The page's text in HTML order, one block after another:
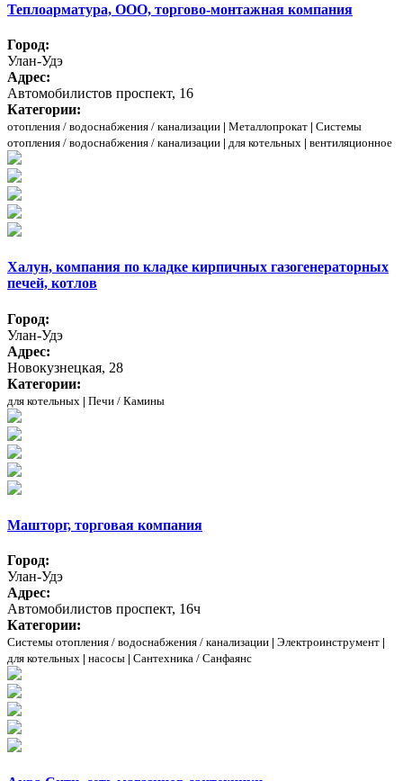
Теплоарматура, ООО, торгово-монтажная компания
Город:
Улан-Удэ
Адрес:
Автомобилистов проспект, 16
Категории:
отопления / водоснабжения / канализации | Металлопрокат | Системы
отопления / водоснабжения / канализации | для котельных | вентиляционное
Халун, компания по кладке кирпичных газогенераторных
печей, котлов
Город:
Улан-Удэ
Адрес:
Новокузнецкая, 28
Категории:
для котельных | Печи / Камины
Машторг, торговая компания
Город:
Улан-Удэ
Адрес:
Автомобилистов проспект, 16ч
Категории:
Системы отопления / водоснабжения / канализации | Электроинструмент |
для котельных | насосы | Сантехника / Санфаянс